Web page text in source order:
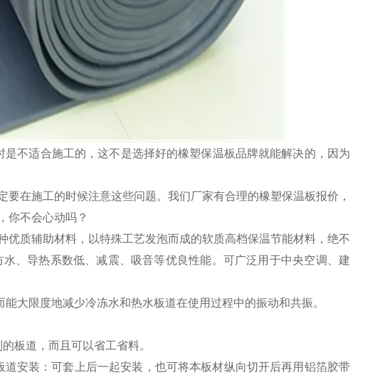
不适合施工的，这不是选择好的橡塑保温板品牌就能解决的，因为
在施工的时候注意这些问题。我们厂家有合理的橡塑保温板报价，
你不会心动吗？
质辅助材料，以特殊工艺发泡而成的软质高档保温节能材料，绝不
、导热系数低、减震、吸音等优良性能。可广泛用于中央空调、建
大限度地减少冷冻水和热水板道在使用过程中的振动和共振。
板道，而且可以省工省料。
安装：可套上后一起安装，也可将本板材纵向切开后再用铝箔胶带